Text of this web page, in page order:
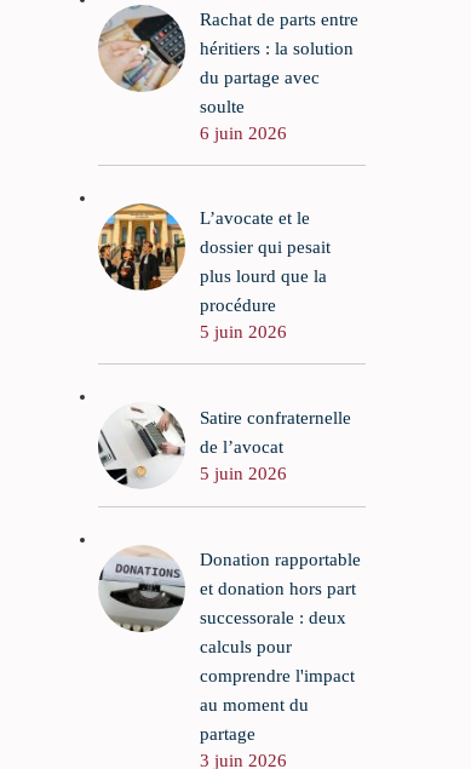
Rachat de parts entre
héritiers : la solution
du partage avec
soulte
6 juin 2026
L’avocate et le
dossier qui pesait
plus lourd que la
procédure
5 juin 2026
Satire confraternelle
de l’avocat
5 juin 2026
Donation rapportable
et donation hors part
successorale : deux
calculs pour
comprendre l'impact
au moment du
partage
3 juin 2026